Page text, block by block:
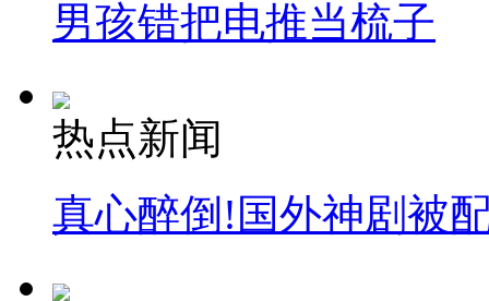
男孩错把电推当梳子
热点新闻
真心醉倒!国外神剧被